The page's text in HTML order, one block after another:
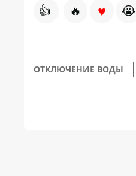
👍 🔥 ♥ 😭
ОТКЛЮЧЕНИЕ ВОДЫ